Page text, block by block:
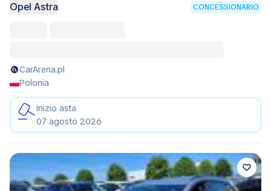
Opel Astra CONCESSIONARIO
CarArena.pl
Polonia
Inizio asta
07 agosto 2026